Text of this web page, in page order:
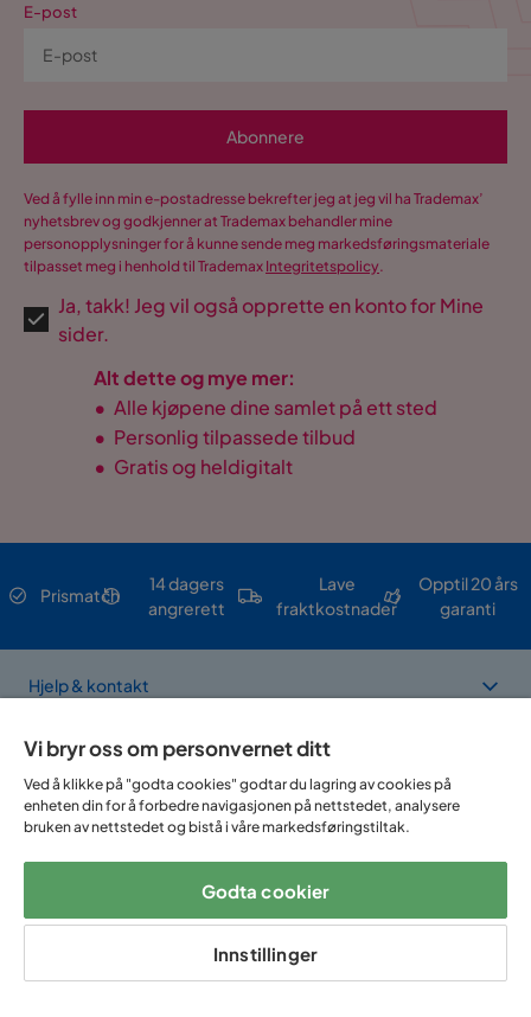
E-post
Abonnere
Ved å fylle inn min e-postadresse bekrefter jeg at jeg vil ha Trademax’
nyhetsbrev og godkjenner at Trademax behandler mine
personopplysninger for å kunne sende meg markedsføringsmateriale
tilpasset meg i henhold til Trademax Integritetspolicy.
Ja, takk! Jeg vil også opprette en konto for Mine
sider.
Alt dette og mye mer:
• Alle kjøpene dine samlet på ett sted
• Personlig tilpassede tilbud
• Gratis og heldigitalt
Prismatch
14 dagers
angrerett
Lave
fraktkostnader
Opptil 20 års
garanti
Hjelp & kontakt
Sortiment & tilbud
Om Trademax
Vi er lokalisert i flere land
Vi bryr oss om personvernet ditt
Ved å klikke på "godta cookies" godtar du lagring av cookies på
enheten din for å forbedre navigasjonen på nettstedet, analysere
bruken av nettstedet og bistå i våre markedsføringstiltak.
Godta cookier
Innstillinger